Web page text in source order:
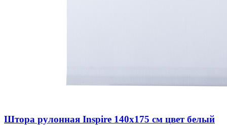
Штора рулонная Inspire 140х175 см цвет белый